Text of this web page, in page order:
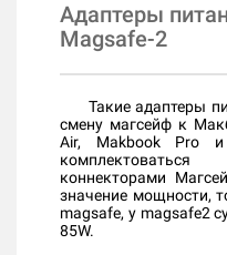
Адаптеры
Magsafe-2
Такие адаптеры
смену магсейф к
Air, Makbook Pro и
коннекторами
значение мощности,
magsafe, у magsafe2
85W.